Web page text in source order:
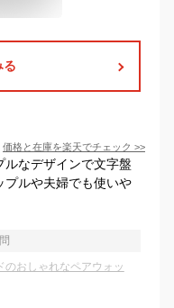
る
価格と在庫を楽天でチェック >>
ルなデザインで文字盤
プルや夫婦でも使いや
のおしゃれなペアウォッ